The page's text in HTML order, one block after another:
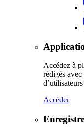
Accédez à
rédigés
Accéder